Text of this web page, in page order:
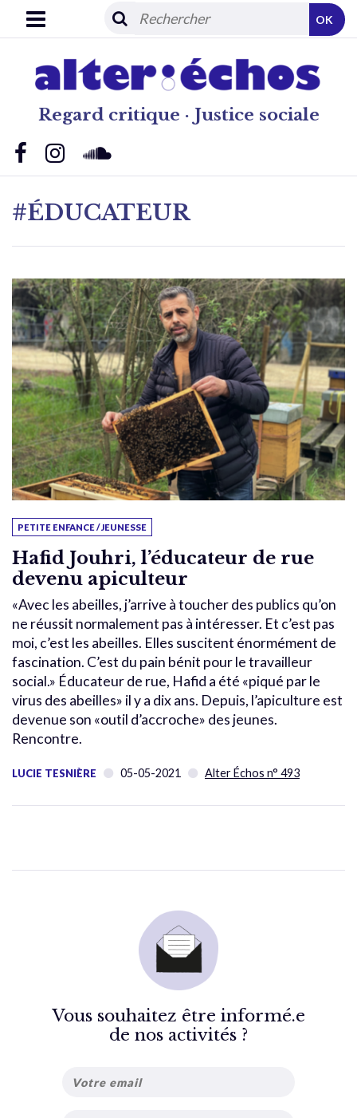
Regard critique · Justice sociale
OK
#ÉDUCATEUR
PETITE ENFANCE / JEUNESSE
Hafid Jouhri, l’éducateur de rue
devenu apiculteur
«Avec les abeilles, j’arrive à toucher des publics qu’on
ne réussit normalement pas à intéresser. Et c’est pas
moi, c’est les abeilles. Elles suscitent énormément de
fascination. C’est du pain bénit pour le travailleur
social.» Éducateur de rue, Hafid a été «piqué par le
virus des abeilles» il y a dix ans. Depuis, l’apiculture est
devenue son «outil d’accroche» des jeunes.
Rencontre.
LUCIE TESNIÈRE 05-05-2021 Alter Échos n° 493
Vous souhaitez être informé.e
de nos activités ?